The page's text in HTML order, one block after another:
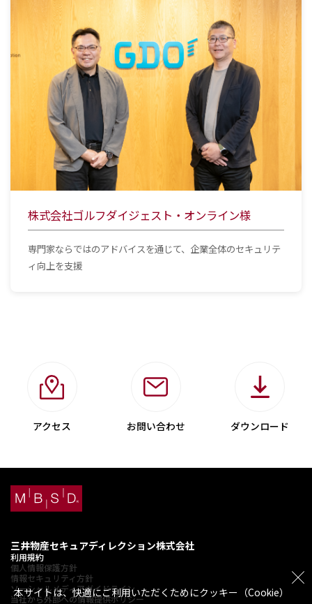
本サイトは、快適にご利用いただくためにクッキー（Cookie）
株式会社ゴルフダイジェスト・オンライン様
専門家ならではのアドバイスを通じて、企業全体のセキュリテ
ィ向上を支援
アクセス お問い合わせ ダウンロード
三井物産セキュアディレクション株式会社
利用規約
個人情報保護方針
情報セキュリティ方針
ソーシャルメディアガイドライン
当社から外部への情報提供ポリシー